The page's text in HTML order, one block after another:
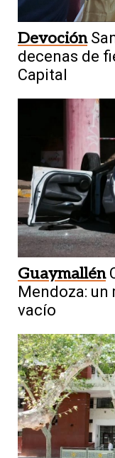
Devoción
decenas de
Capital
Guaymallén
Mendoza: un
vacío